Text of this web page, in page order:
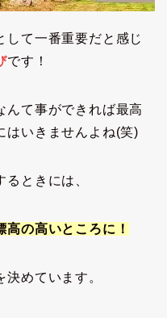
して一番重要だと感じ
です！
んて事ができれば最高
はいきませんよね(笑)
ときには、
の高いところに！
めています。